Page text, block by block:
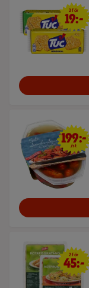
2 för 19 kr
2 för
19:-
199 kr/st
199:-
/st
2 för 45 kr
2 för
45:-